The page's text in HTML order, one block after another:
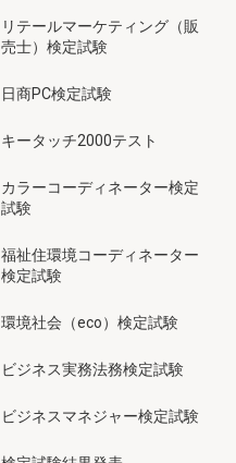
リテールマーケティング（販
売士）検定試験
日商PC検定試験
キータッチ2000テスト
カラーコーディネーター検定
試験
福祉住環境コーディネーター
検定試験
環境社会（eco）検定試験
ビジネス実務法務検定試験
ビジネスマネジャー検定試験